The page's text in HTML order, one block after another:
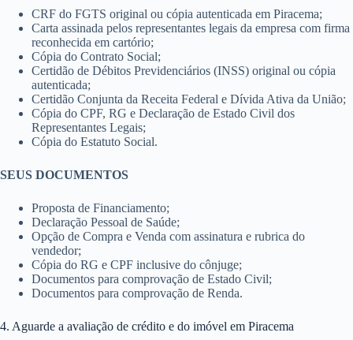
CRF do FGTS original ou cópia autenticada em Piracema;
Carta assinada pelos representantes legais da empresa com firma
reconhecida em cartório;
Cópia do Contrato Social;
Certidão de Débitos Previdenciários (INSS) original ou cópia
autenticada;
Certidão Conjunta da Receita Federal e Dívida Ativa da União;
Cópia do CPF, RG e Declaração de Estado Civil dos
Representantes Legais;
Cópia do Estatuto Social.
SEUS DOCUMENTOS
Proposta de Financiamento;
Declaração Pessoal de Saúde;
Opção de Compra e Venda com assinatura e rubrica do
vendedor;
Cópia do RG e CPF inclusive do cônjuge;
Documentos para comprovação de Estado Civil;
Documentos para comprovação de Renda.
4. Aguarde a avaliação de crédito e do imóvel em Piracema